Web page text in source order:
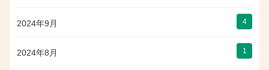
2024年9月 4
2024年8月 1